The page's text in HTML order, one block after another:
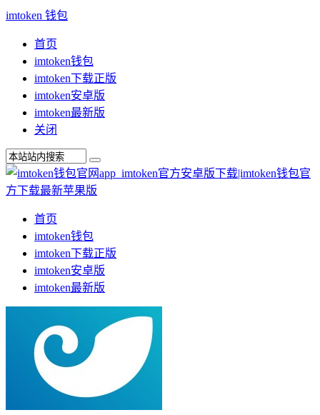
imtoken 钱包
首页
imtoken钱包
imtoken下载正版
imtoken安卓版
imtoken最新版
关闭
首页
imtoken钱包
imtoken下载正版
imtoken安卓版
imtoken最新版